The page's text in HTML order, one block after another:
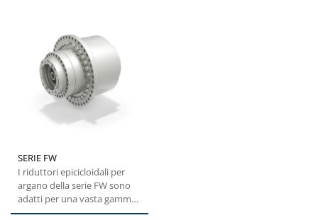
SERIE FW
I riduttori epicicloidali per
argano della serie FW sono
adatti per una vasta gamma
di applicazioni di...